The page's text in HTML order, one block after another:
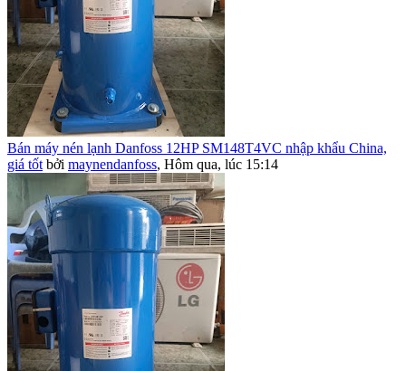
Bán máy nén lạnh Danfoss 12HP SM148T4VC nhập khẩu China,
giá tốt bởi maynendanfoss, Hôm qua, lúc 15:14